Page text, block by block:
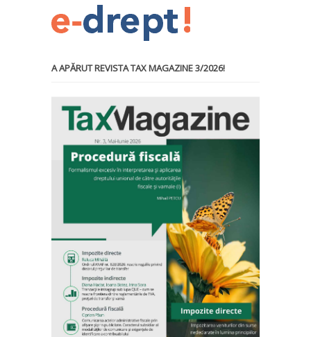
A APĂRUT REVISTA TAX MAGAZINE 3/2026!